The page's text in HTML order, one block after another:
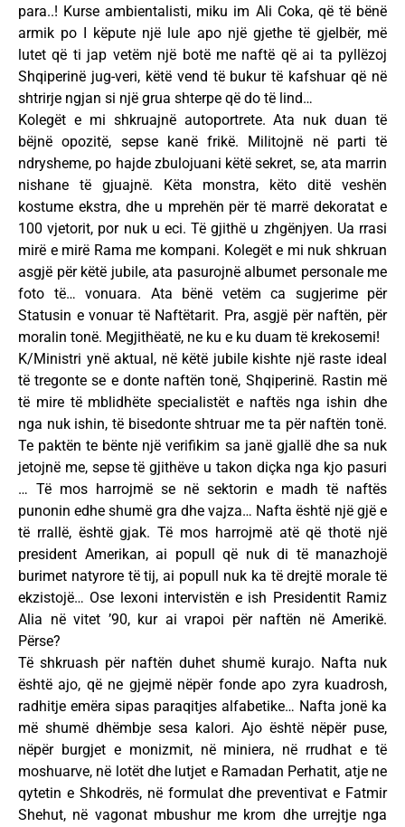
para..! Kurse ambientalisti, miku im Ali Coka, që të bënë
armik po I këpute një lule apo një gjethe të gjelbër, më
lutet që ti jap vetëm një botë me naftë që ai ta pyllëzoj
Shqiperinë jug-veri, këtë vend të bukur të kafshuar që në
shtrirje ngjan si një grua shterpe që do të lind…
Kolegët e mi shkruajnë autoportrete. Ata nuk duan të
bëjnë opozitë, sepse kanë frikë. Militojnë në parti të
ndrysheme, po hajde zbulojuani këtë sekret, se, ata marrin
nishane të gjuajnë. Këta monstra, këto ditë veshën
kostume ekstra, dhe u mprehën për të marrë dekoratat e
100 vjetorit, por nuk u eci. Të gjithë u zhgënjyen. Ua rrasi
mirë e mirë Rama me kompani. Kolegët e mi nuk shkruan
asgjë për këtë jubile, ata pasurojnë albumet personale me
foto të… vonuara. Ata bënë vetëm ca sugjerime për
Statusin e vonuar të Naftëtarit. Pra, asgjë për naftën, për
moralin tonë. Megjithëatë, ne ku e ku duam të krekosemi!
K/Ministri ynë aktual, në këtë jubile kishte një raste ideal
të tregonte se e donte naftën tonë, Shqiperinë. Rastin më
të mire të mblidhëte specialistët e naftës nga ishin dhe
nga nuk ishin, të bisedonte shtruar me ta për naftën tonë.
Te paktën te bënte një verifikim sa janë gjallë dhe sa nuk
jetojnë me, sepse të gjithëve u takon diçka nga kjo pasuri
… Të mos harrojmë se në sektorin e madh të naftës
punonin edhe shumë gra dhe vajza… Nafta është një gjë e
të rrallë, është gjak. Të mos harrojmë atë që thotë një
president Amerikan, ai popull që nuk di të manazhojë
burimet natyrore të tij, ai popull nuk ka të drejtë morale të
ekzistojë… Ose lexoni intervistën e ish Presidentit Ramiz
Alia në vitet ’90, kur ai vrapoi për naftën në Amerikë.
Përse?
Të shkruash për naftën duhet shumë kurajo. Nafta nuk
është ajo, që ne gjejmë nëpër fonde apo zyra kuadrosh,
radhitje emëra sipas paraqitjes alfabetike… Nafta jonë ka
më shumë dhëmbje sesa kalori. Ajo është nëpër puse,
nëpër burgjet e monizmit, në miniera, në rrudhat e të
moshuarve, në lotët dhe lutjet e Ramadan Perhatit, atje ne
qytetin e Shkodrës, në formulat dhe preventivat e Fatmir
Shehut, në vagonat mbushur me krom dhe urrejtje nga